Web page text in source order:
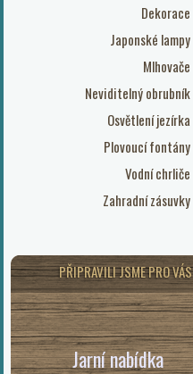
Dekorace
Japonské lampy
Mlhovače
Neviditelný obrubník
Osvětlení jezírka
Plovoucí fontány
Vodní chrliče
Zahradní zásuvky
PŘIPRAVILI JSME PRO VÁS
Jarní nabídka